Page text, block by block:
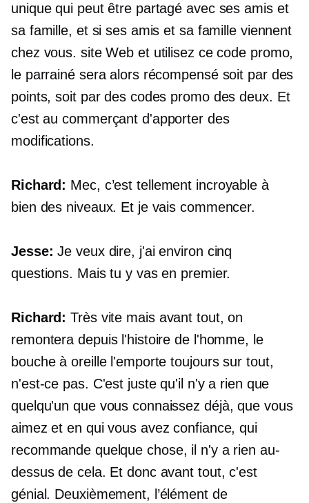
unique qui peut être partagé avec ses amis et
sa famille, et si ses amis et sa famille viennent
chez vous. site Web et utilisez ce code promo,
le parrainé sera alors récompensé soit par des
points, soit par des codes promo des deux. Et
c'est au commerçant d'apporter des
modifications.
Richard: Mec, c’est tellement incroyable à
bien des niveaux. Et je vais commencer.
Jesse: Je veux dire, j'ai environ cinq
questions. Mais tu y vas en premier.
Richard: Très vite mais avant tout, on
remontera depuis l'histoire de l'homme, le
bouche à oreille l'emporte toujours sur tout,
n'est-ce pas. C'est juste qu'il n'y a rien que
quelqu'un que vous connaissez déjà, que vous
aimez et en qui vous avez confiance, qui
recommande quelque chose, il n'y a rien au-
dessus de cela. Et donc avant tout, c'est
génial. Deuxièmement, l’élément de